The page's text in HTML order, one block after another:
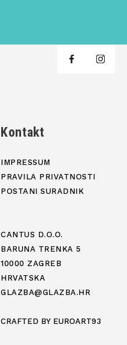
Kontakt
IMPRESSUM
PRAVILA PRIVATNOSTI
POSTANI SURADNIK
CANTUS D.O.O.
BARUNA TRENKA 5
10000 ZAGREB
HRVATSKA
GLAZBA@GLAZBA.HR
CRAFTED BY EUROART93